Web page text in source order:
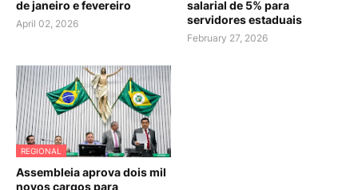
de janeiro e fevereiro
April 02, 2026
salarial de 5% para
servidores estaduais
February 27, 2026
REGIONAL
Assembleia aprova dois mil
novos cargos para